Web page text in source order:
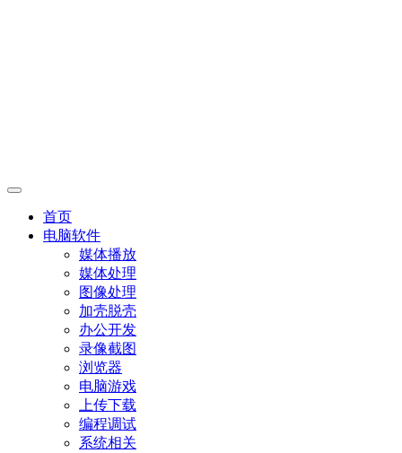
首页
电脑软件
媒体播放
媒体处理
图像处理
加壳脱壳
办公开发
录像截图
浏览器
电脑游戏
上传下载
编程调试
系统相关